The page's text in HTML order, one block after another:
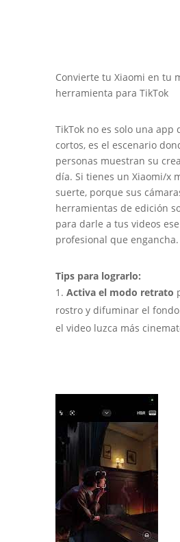
Convierte tu Xiaomi en tu
herramienta para TikTok
TikTok no es solo una app
cortos, es el escenario
personas muestran su
día. Si tienes un Xiaomi/x
suerte, porque sus
herramientas de edición
para darle a tus videos
profesional que engancha.
Tips para lograrlo:
Activa el modo retrato
rostro y difuminar el
el video luzca más